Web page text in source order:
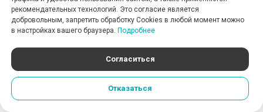
всего отеля и летней террасе
Мы располагаемся в пешей доступности от основных
рекомендательных технологий. Это согласие является
добровольным, запретить обработку Cookies в любой момент можно
в настройках вашего браузера. Подробнее
Согласиться
Отказаться